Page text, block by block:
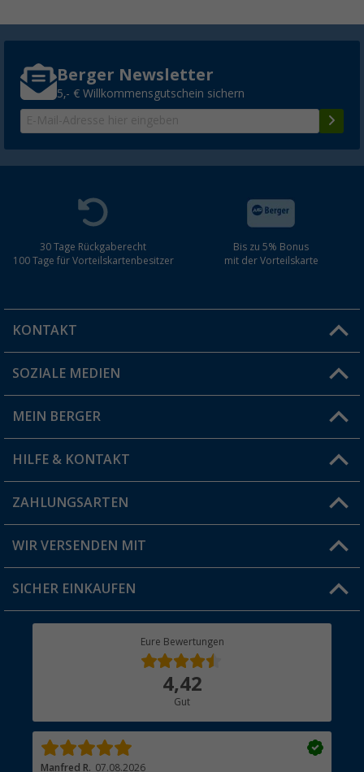
Berger Newsletter
5,- € Willkommensgutschein sichern
30 Tage Rückgaberecht
100 Tage für Vorteilskartenbesitzer
Bis zu 5% Bonus
mit der Vorteilskarte
KONTAKT
Du hast eine Frage?
Filiale finden
SOZIALE MEDIEN
MEIN BERGER
Vorteilskarte
Blog
Jobs & Karriere
HILFE & KONTAKT
FAQ & Kontakt
Versandinformationen
Rücksendung
ZAHLUNGSARTEN
WIR VERSENDEN MIT
SICHER EINKAUFEN
Eure Bewertungen
4,42
Gut
Manfred R. 07.08.2026